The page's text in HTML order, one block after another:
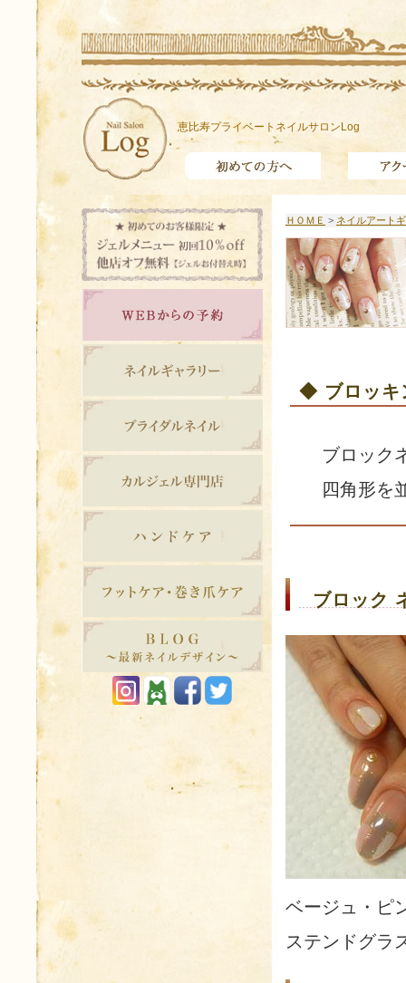
恵比寿プライベートネイルサロンLog
ＨＯＭＥ > ネイルアート
◆ ブロッキ
ブロックネ
四角形を並
ブロック
ベージュ・ピ
ステンドグラ